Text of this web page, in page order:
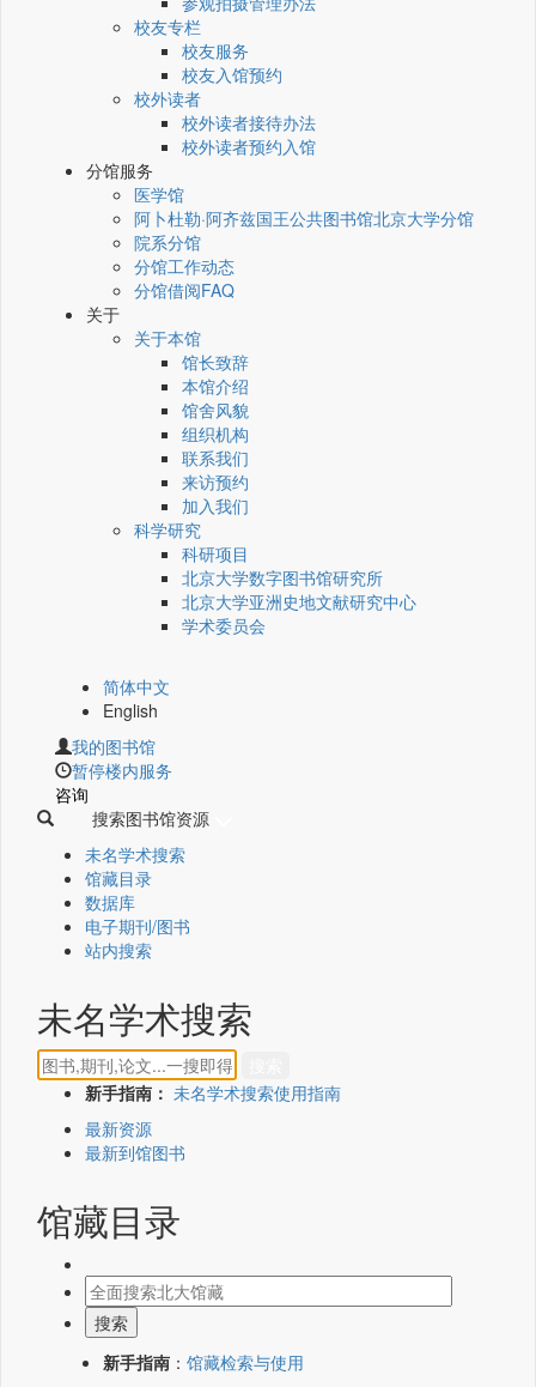
校友专栏
校友服务
校友入馆预约
校外读者
校外读者接待办法
校外读者预约入馆
分馆服务
医学馆
阿卜杜勒·阿齐兹国王公共图书馆北京大学分馆
院系分馆
分馆工作动态
分馆借阅FAQ
关于
关于本馆
馆长致辞
本馆介绍
馆舍风貌
组织机构
联系我们
来访预约
加入我们
科学研究
科研项目
北京大学数字图书馆研究所
北京大学亚洲史地文献研究中心
学术委员会
简体中文
English
我的图书馆
暂停楼内服务
咨询
搜索图书馆资源
未名学术搜索
馆藏目录
数据库
电子期刊/图书
站内搜索
未名学术搜索
新手指南： 未名学术搜索使用指南
最新资源
最新到馆图书
馆藏目录
新手指南 ： 馆藏检索与使用